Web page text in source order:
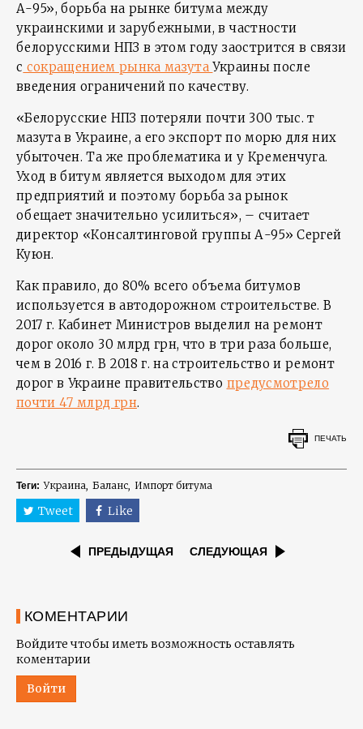
А-95», борьба на рынке битума между
украинскими и зарубежными, в частности
белорусскими НПЗ в этом году заострится в связи
с сокращением рынка мазутаУкраины после
введения ограничений по качеству.
«Белорусские НПЗ потеряли почти 300 тыс. т
мазута в Украине, а его экспорт по морю для них
убыточен. Та же проблематика и у Кременчуга.
Уход в битум является выходом для этих
предприятий и поэтому борьба за рынок
обещает значительно усилиться», – считает
директор «Консалтинговой группы А-95» Сергей
Куюн.
Как правило, до 80% всего объема битумов
используется в автодорожном строительстве. В
2017 г. Кабинет Министров выделил на ремонт
дорог около 30 млрд грн, что в три раза больше,
чем в 2016 г. В 2018 г. на строительство и ремонт
дорог в Украине правительство предусмотрело
почти 47 млрд грн.
ПЕЧАТЬ
Теги: Украина Баланс Импорт битума
Tweet Like
ПРЕДЫДУЩАЯ СЛЕДУЮЩАЯ
КОМЕНТАРИИ
Войдите чтобы иметь возможность оставлять
коментарии
Войти